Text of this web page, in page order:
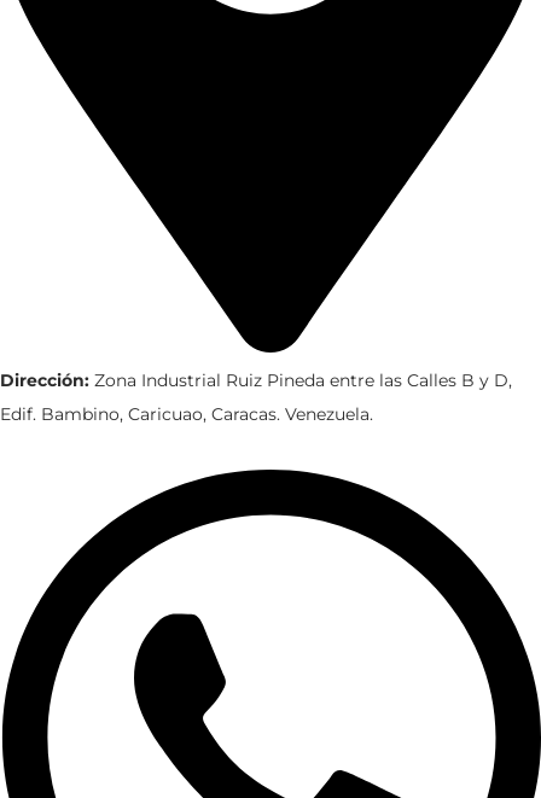
Dirección: Zona Industrial Ruiz Pineda entre las Calles B y D,
Edif. Bambino, Caricuao, Caracas. Venezuela.